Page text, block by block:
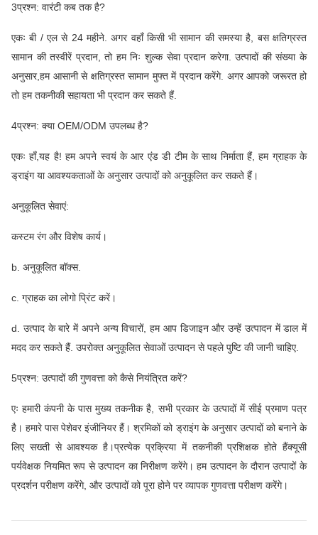
3प्रश्न: वारंटी कब तक है?
एकः बी / एल से 24 महीने. अगर वहाँ किसी भी सामान की समस्या है, बस क्षतिग्रस्त
सामान की तस्वीरें प्रदान, तो हम निः शुल्क सेवा प्रदान करेगा. उत्पादों की संख्या के
अनुसार,हम आसानी से क्षतिग्रस्त सामान मुफ्त में प्रदान करेंगे. अगर आपको जरूरत हो
तो हम तकनीकी सहायता भी प्रदान कर सकते हैं.
4प्रश्न: क्या OEM/ODM उपलब्ध है?
एकः हाँ,यह है! हम अपने स्वयं के आर एंड डी टीम के साथ निर्माता हैं, हम ग्राहक के
ड्राइंग या आवश्यकताओं के अनुसार उत्पादों को अनुकूलित कर सकते हैं।
अनुकूलित सेवाएं:
कस्टम रंग और विशेष कार्य।
b. अनुकूलित बॉक्स.
c. ग्राहक का लोगो प्रिंट करें।
d. उत्पाद के बारे में अपने अन्य विचारों, हम आप डिजाइन और उन्हें उत्पादन में डाल में
मदद कर सकते हैं. उपरोक्त अनुकूलित सेवाओं उत्पादन से पहले पुष्टि की जानी चाहिए.
5प्रश्न: उत्पादों की गुणवत्ता को कैसे नियंत्रित करें?
एः हमारी कंपनी के पास मुख्य तकनीक है, सभी प्रकार के उत्पादों में सीई प्रमाण पत्र
है। हमारे पास पेशेवर इंजीनियर हैं। श्रमिकों को ड्राइंग के अनुसार उत्पादों को बनाने के
लिए सख्ती से आवश्यक है।प्रत्येक प्रक्रिया में तकनीकी प्रशिक्षक होते हैंक्यूसी
पर्यवेक्षक नियमित रूप से उत्पादन का निरीक्षण करेंगे। हम उत्पादन के दौरान उत्पादों के
प्रदर्शन परीक्षण करेंगे, और उत्पादों को पूरा होने पर व्यापक गुणवत्ता परीक्षण करेंगे।